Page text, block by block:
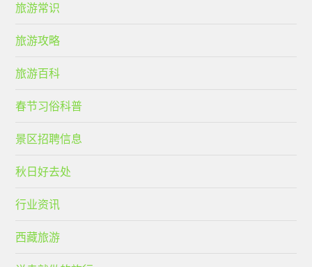
旅游常识
旅游攻略
旅游百科
春节习俗科普
景区招聘信息
秋日好去处
行业资讯
西藏旅游